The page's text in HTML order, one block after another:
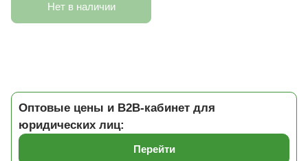
Нет в наличии
Оптовые цены и B2B-кабинет для
юридических лиц:
Перейти